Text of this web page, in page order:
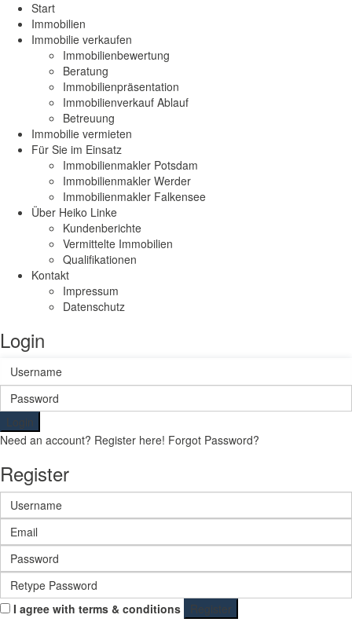
Start
Immobilien
Immobilie verkaufen
Immobilienbewertung
Beratung
Immobilienpräsentation
Immobilienverkauf Ablauf
Betreuung
Immobilie vermieten
Für Sie im Einsatz
Immobilienmakler Potsdam
Immobilienmakler Werder
Immobilienmakler Falkensee
Über Heiko Linke
Kundenberichte
Vermittelte Immobilien
Qualifikationen
Kontakt
Impressum
Datenschutz
Login
Login
Need an account? Register here! Forgot Password?
Register
I agree with terms & conditions
Register